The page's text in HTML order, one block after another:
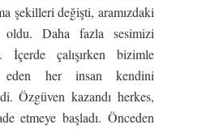
şekilleri değişti, aramızdaki
oldu. Daha fazla sesimizi
İçerde çalışırken bizimle
eden her insan kendini
Özgüven kazandı herkes,
etmeye başladı. Önceden